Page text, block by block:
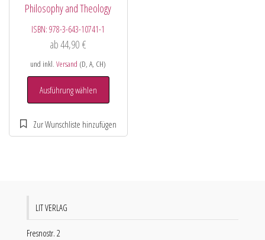
Philosophy and Theology
ISBN:978-3-643-10741-1
ab44,90€
und inkl.Versand (D, A, CH)
Ausführung wählen
LIT VERLAG
Fresnostr. 2